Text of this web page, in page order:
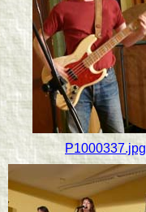
P1000337.jpg